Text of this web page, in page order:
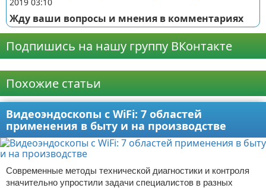
Жду ваши вопросы и мнения в комментариях
Подпишись на нашу группу ВКонтакте
Похожие статьи
Видеоэндоскопы с WiFi: 7 областей
применения в быту и на производстве
Современные методы технической диагностики и контроля
значительно упростили задачи специалистов в разных